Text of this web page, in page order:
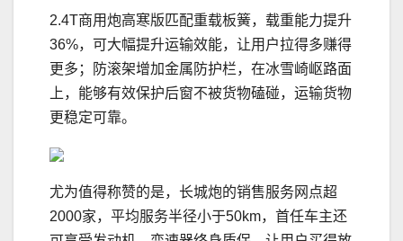
2.4T商用炮高寒版匹配重载板簧，载重能力提升
36%，可大幅提升运输效能，让用户拉得多赚得
更多；防滚架增加金属防护栏，在冰雪崎岖路面
上，能够有效保护后窗不被货物磕碰，运输货物
更稳定可靠。
尤为值得称赞的是，长城炮的销售服务网点超
2000家，平均服务半径小于50km，首任车主还